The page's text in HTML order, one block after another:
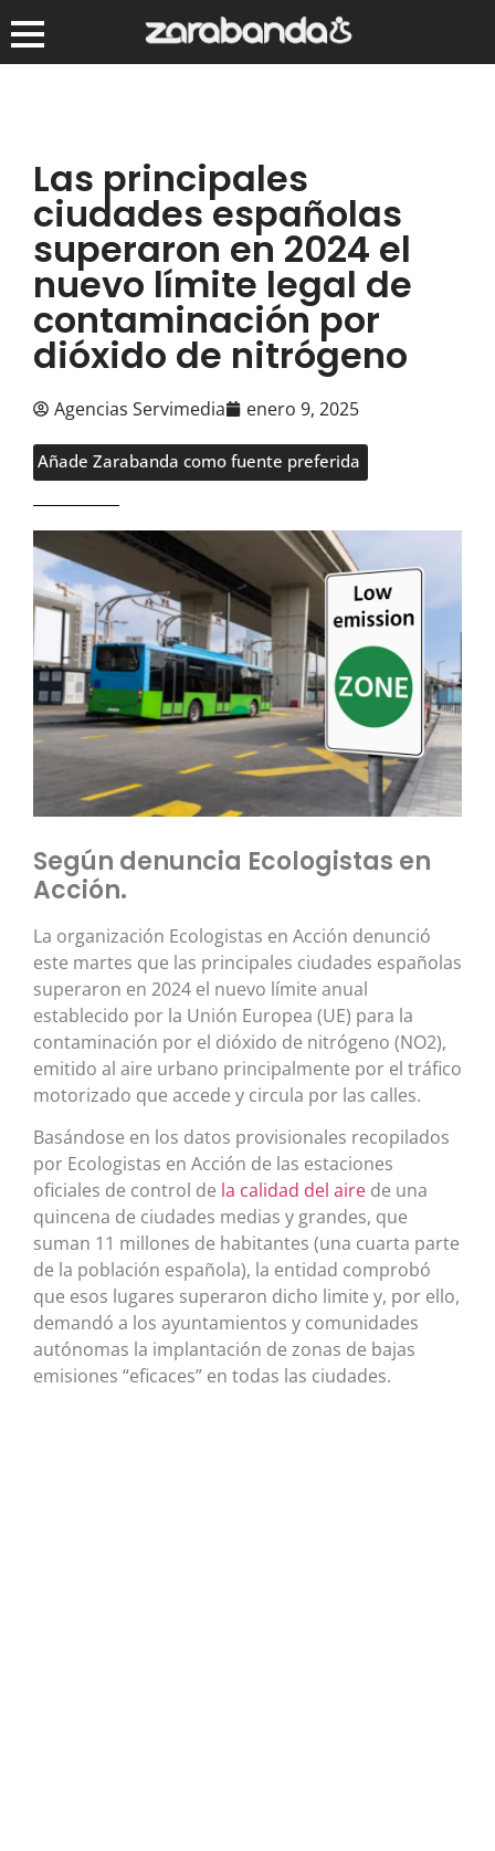
Las principales
ciudades españolas
superaron en 2024 el
nuevo límite legal de
contaminación por
dióxido de nitrógeno
Agencias Servimedia enero 9, 2025
Añade Zarabanda como fuente preferida
Según denuncia Ecologistas en
Acción.
La organización Ecologistas en Acción denunció
este martes que las principales ciudades españolas
superaron en 2024 el nuevo límite anual
establecido por la Unión Europea (UE) para la
contaminación por el dióxido de nitrógeno (NO2),
emitido al aire urbano principalmente por el tráfico
motorizado que accede y circula por las calles.
Basándose en los datos provisionales recopilados
por Ecologistas en Acción de las estaciones
oficiales de control de la calidad del aire de una
quincena de ciudades medias y grandes, que
suman 11 millones de habitantes (una cuarta parte
de la población española), la entidad comprobó
que esos lugares superaron dicho limite y, por ello,
demandó a los ayuntamientos y comunidades
autónomas la implantación de zonas de bajas
emisiones “eficaces” en todas las ciudades.